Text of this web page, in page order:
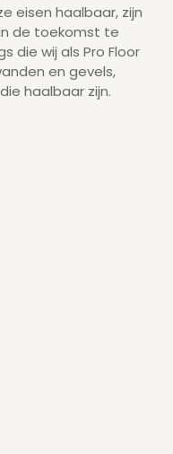
eisen haalbaar, zijn
de toekomst te
die wij als Pro Floor
en gevels,
haalbaar zijn.